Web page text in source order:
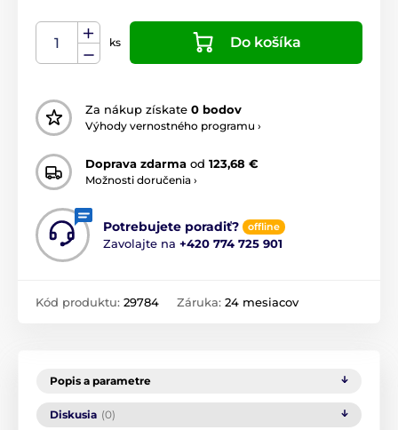
ks Do košíka
Za nákup získate 0 bodov
Výhody vernostného programu ›
Doprava zdarma od 123,68 €
Možnosti doručenia ›
Potrebujete poradiť? offline
Zavolajte na +420 774 725 901
Kód produktu: 29784 Záruka: 24 mesiacov
Popis a parametre
Diskusia (0)